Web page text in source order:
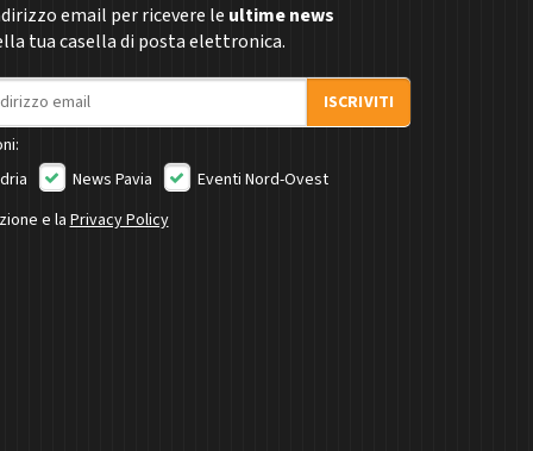
email per ricevere le ultime news
tua casella di posta elettronica.
ISCRIVITI
News Pavia
Eventi Nord-Ovest
e la Privacy Policy